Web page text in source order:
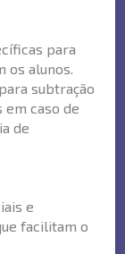
para
os alunos.
subtração
em caso de
de
e
facilitam o